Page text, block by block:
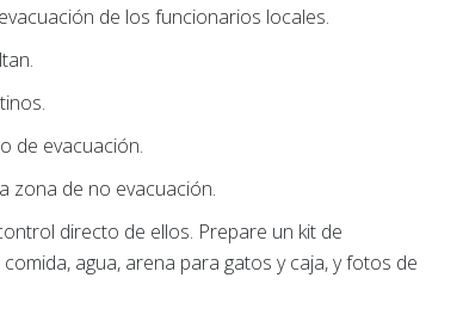
de los funcionarios locales.
de evacuación.
zona de no evacuación.
directo de ellos. Prepare un kit de
agua, arena para gatos y caja, y fotos de